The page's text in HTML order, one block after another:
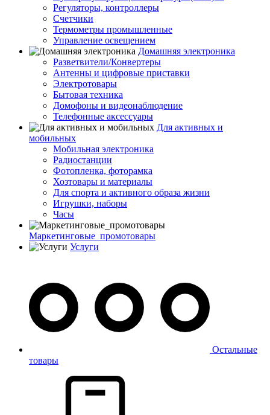
Регуляторы, контроллеры
Счетчики
Термометры промышленные
Управление освещением
Домашняя электроника
Разветвители/Конвертеры
Антенны и цифровые приставки
Электротовары
Бытовая техника
Домофоны и видеонаблюдение
Телефонные аксессуары
Для активных и
мобильных
Мобильная электроника
Радиостанции
Фотопленка, фоторамка
Хозтовары и материалы
Для спорта и активного образа жизни
Игрушки, наборы
Часы
Маркетинговые_промотовары
Услуги
Остальные
товары